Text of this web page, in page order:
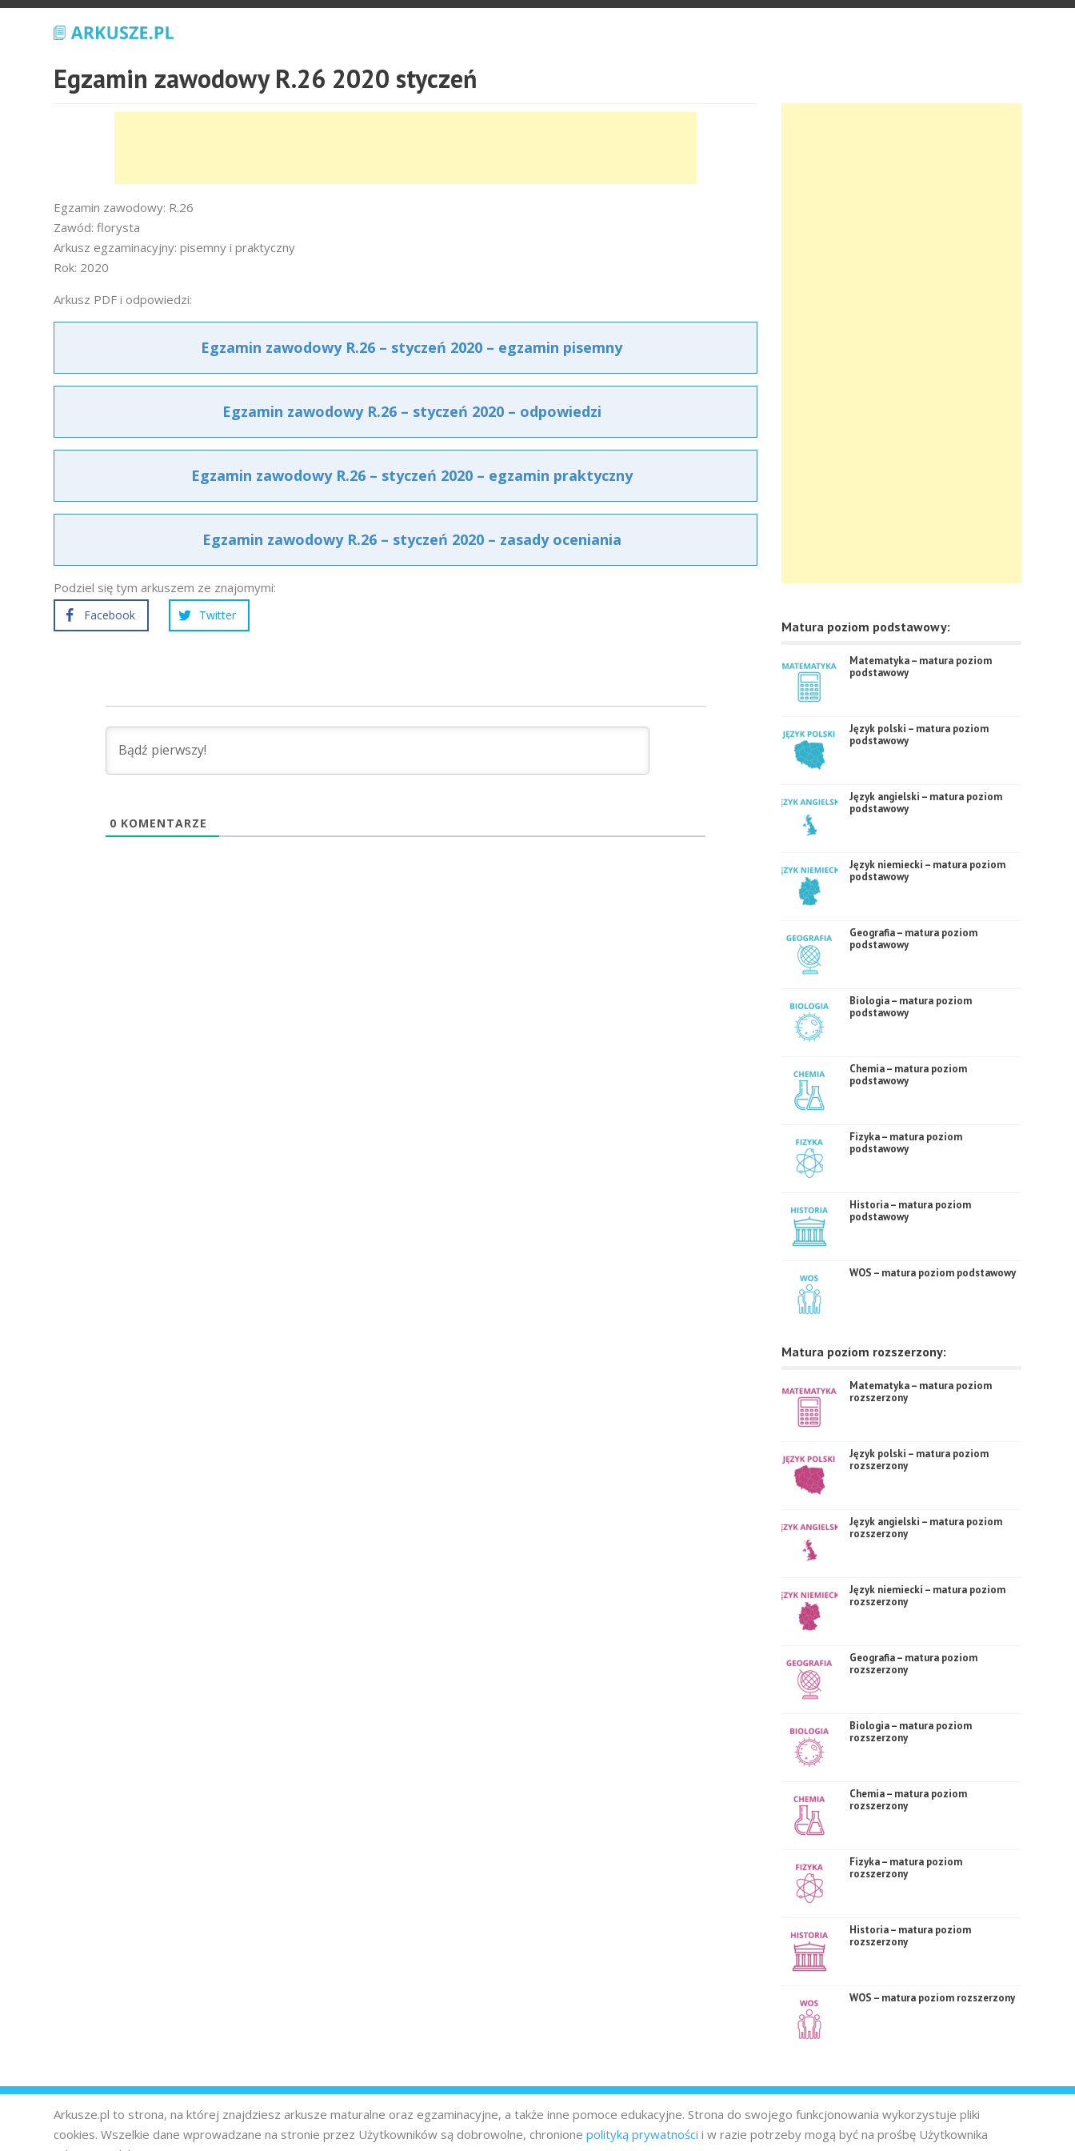
Egzamin zawodowy R.26 2020 styczeń
Egzamin zawodowy: R.26
Zawód: florysta
Arkusz egzaminacyjny: pisemny i praktyczny
Rok: 2020
Arkusz PDF i odpowiedzi:
Egzamin zawodowy R.26 – styczeń 2020 – egzamin pisemny
Egzamin zawodowy R.26 – styczeń 2020 – odpowiedzi
Egzamin zawodowy R.26 – styczeń 2020 – egzamin praktyczny
Egzamin zawodowy R.26 – styczeń 2020 – zasady oceniania
Podziel się tym arkuszem ze znajomymi:
Facebook Twitter
0 KOMENTARZE
Matura poziom podstawowy:
Matematyka – matura poziom
podstawowy
Język polski – matura poziom
podstawowy
Język angielski – matura poziom
podstawowy
Język niemiecki – matura poziom
podstawowy
Geografia – matura poziom
podstawowy
Biologia – matura poziom
podstawowy
Chemia – matura poziom
podstawowy
Fizyka – matura poziom
podstawowy
Historia – matura poziom
podstawowy
WOS – matura poziom podstawowy
Matura poziom rozszerzony:
Matematyka – matura poziom
rozszerzony
Język polski – matura poziom
rozszerzony
Język angielski – matura poziom
rozszerzony
Język niemiecki – matura poziom
rozszerzony
Geografia – matura poziom
rozszerzony
Biologia – matura poziom
rozszerzony
Chemia – matura poziom
rozszerzony
Fizyka – matura poziom
rozszerzony
Historia – matura poziom
rozszerzony
WOS – matura poziom rozszerzony
Arkusze.pl to strona, na której znajdziesz arkusze maturalne oraz egzaminacyjne, a także inne pomoce edukacyjne. Strona do swojego funkcjonowania wykorzystuje pliki
cookies. Wszelkie dane wprowadzane na stronie przez Użytkowników są dobrowolne, chronione polityką prywatności i w razie potrzeby mogą być na prośbę Użytkownika